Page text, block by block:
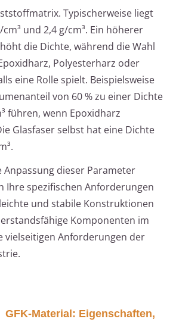
Typischerweise liegt
und 2,4 g/cm³. Ein höherer
die Dichte, während die Wahl
Polyesterharz oder
eine Rolle spielt. Beispielsweise
von 60 % zu einer Dichte
führen, wenn Epoxidharz
Glasfaser selbst hat eine Dichte
Anpassung dieser Parameter
Ihre spezifischen Anforderungen
und stabile Konstruktionen
Komponenten im
vielseitigen Anforderungen der
GFK-Material: Eigenschaften,